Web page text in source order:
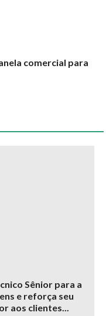
comercial para
Sênior para a
e reforça seu
aos clientes...